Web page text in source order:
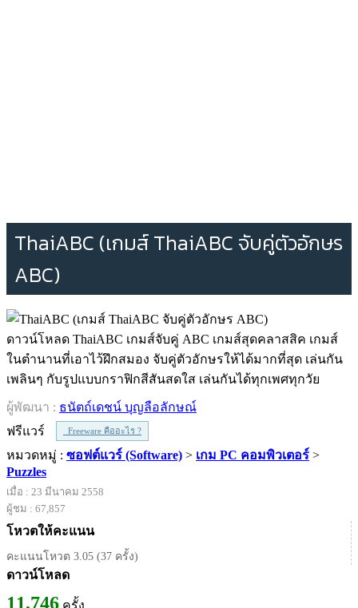
ThaiABC (เกมส์ ThaiABC จับคู่ตัวอักษร
ABC)
ดาวน์โหลด ThaiABC เกมส์จับคู่ ABC เกมส์สุดคลาสสิค เกมส์
ในตำนานที่เอาไว้ฝึกสมอง จับคู่ตัวอักษรให้ได้มากที่สุด เล่นกัน
เพลินๆ กับรูปแบบกราฟิกสีสันสดใส เล่นกันได้ทุกเพศทุกวัย
ผู้พัฒนา : ธนัตถ์เดชน์ บุญลือลักษณ์
ฟรีแวร์
Freeware คืออะไร ?
หมวดหมู่ : ซอฟต์แวร์ (Software) > เกม PC คอมพิวเตอร์ >
Puzzles
เมื่อ : 23 มีนาคม 2558
ผู้ชม : 67,857
โหวตให้คะแนน
คะแนนโหวต 3.05 (37 ครั้ง)
ดาวน์โหลด
11,746